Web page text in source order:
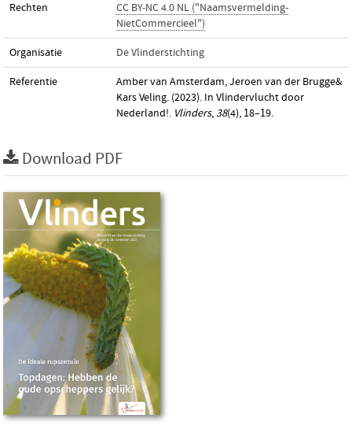
Rechten
CC BY-NC 4.0 NL ("Naamsvermelding-
NietCommercieel")
Organisatie De Vlinderstichting
Referentie
Amber van Amsterdam, Jeroen van der Brugge&
Kars Veling. (2023). In Vlindervlucht door
Nederland!. Vlinders, 38(4), 18–19.
Download PDF